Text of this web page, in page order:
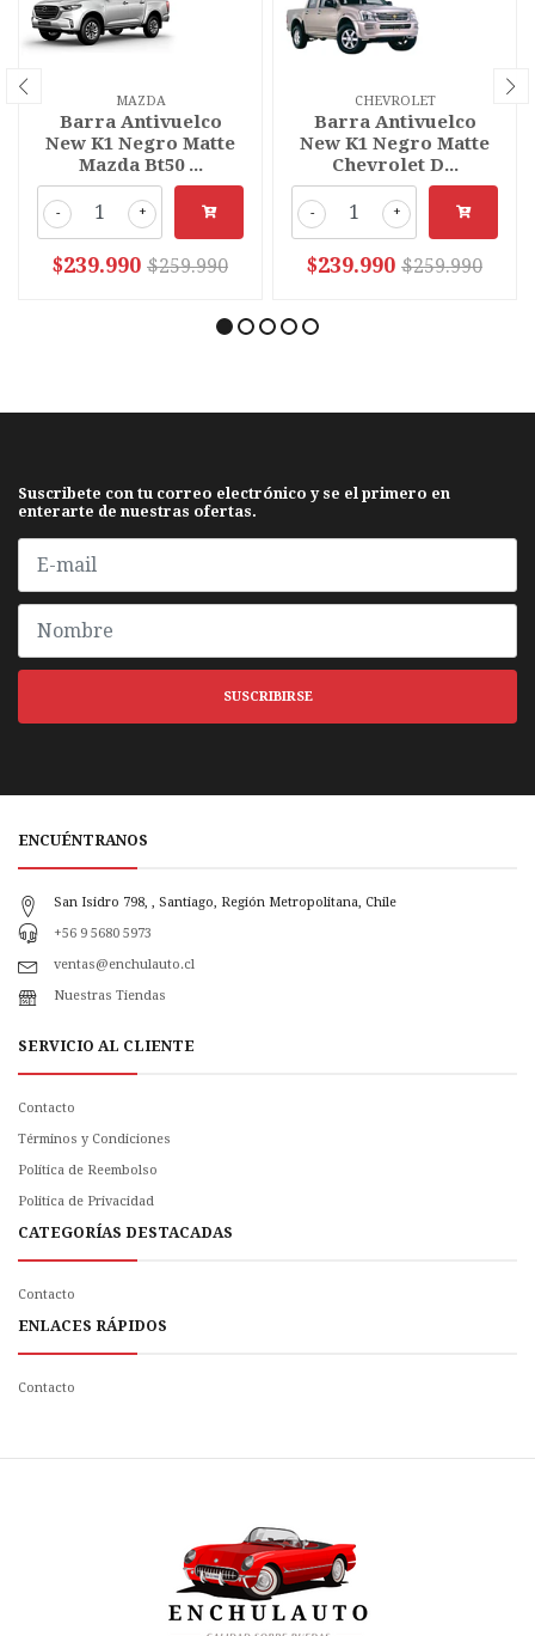
MAZDA
Barra Antivuelco
New K1 Negro Matte
Mazda Bt50 ...
+
-
$239.990 $259.990
CHEVROLET
Barra Antivuelco
New K1 Negro Matte
Chevrolet D...
+
-
$239.990 $259.990
Suscribete con tu correo electrónico y se el primero en
enterarte de nuestras ofertas.
SUSCRIBIRSE
ENCUÉNTRANOS
San Isidro 798, , Santiago, Región Metropolitana, Chile
+56 9 5680 5973
ventas@enchulauto.cl
Nuestras Tiendas
SERVICIO AL CLIENTE
Contacto
Términos y Condiciones
Política de Reembolso
Politica de Privacidad
CATEGORÍAS DESTACADAS
Contacto
ENLACES RÁPIDOS
Contacto